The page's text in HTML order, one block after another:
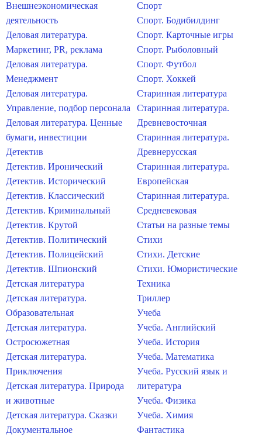
Внешнеэкономическая
деятельность
Деловая литература.
Маркетинг, PR, реклама
Деловая литература.
Менеджмент
Деловая литература.
Управление, подбор персонала
Деловая литература. Ценные
бумаги, инвестиции
Детектив
Детектив. Иронический
Детектив. Исторический
Детектив. Классический
Детектив. Криминальный
Детектив. Крутой
Детектив. Политический
Детектив. Полицейский
Детектив. Шпионский
Детская литература
Детская литература.
Образовательная
Детская литература.
Остросюжетная
Детская литература.
Приключения
Детская литература. Природа
и животные
Детская литература. Сказки
Документальное
Спорт
Спорт. Бодибилдинг
Спорт. Карточные игры
Спорт. Рыболовный
Спорт. Футбол
Спорт. Хоккей
Старинная литература
Старинная литература.
Древневосточная
Старинная литература.
Древнерусская
Старинная литература.
Европейская
Старинная литература.
Средневековая
Статьи на разные темы
Стихи
Стихи. Детские
Стихи. Юмористические
Техника
Триллер
Учеба
Учеба. Английский
Учеба. История
Учеба. Математика
Учеба. Русский язык и
литература
Учеба. Физика
Учеба. Химия
Фантастика